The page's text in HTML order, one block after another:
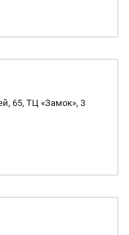
65, ТЦ «Замок», 3